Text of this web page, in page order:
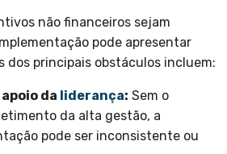
não financeiros sejam
pode apresentar
dos principais obstáculos incluem:
da liderança: Sem o
da alta gestão, a
pode ser inconsistente ou